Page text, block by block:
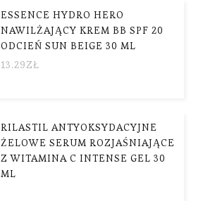
ESSENCE HYDRO HERO
NAWILŻAJĄCY KREM BB SPF 20
ODCIEŃ SUN BEIGE 30 ML
13.29ZŁ
RILASTIL ANTYOKSYDACYJNE
ŻELOWE SERUM ROZJAŚNIAJĄCE
Z WITAMINA C INTENSE GEL 30
ML